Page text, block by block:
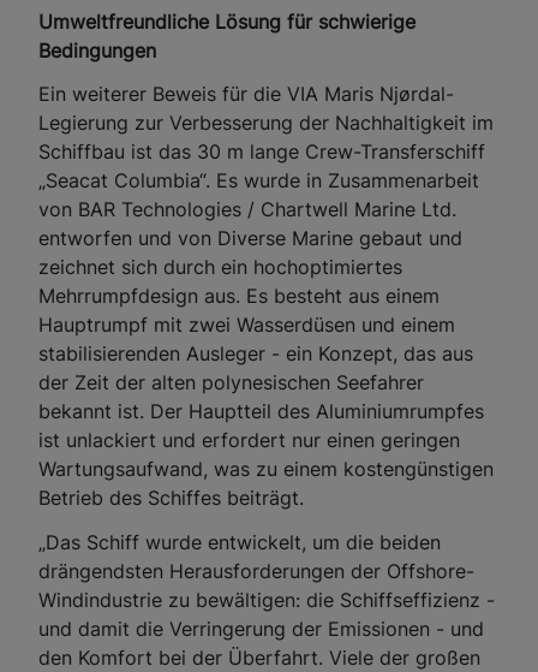
Umweltfreundliche Lösung für schwierige
Bedingungen
Ein weiterer Beweis für die VIA Maris Njørdal-
Legierung zur Verbesserung der Nachhaltigkeit im
Schiffbau ist das 30 m lange Crew-Transferschiff
„Seacat Columbia“. Es wurde in Zusammenarbeit
von BAR Technologies / Chartwell Marine Ltd.
entworfen und von Diverse Marine gebaut und
zeichnet sich durch ein hochoptimiertes
Mehrrumpfdesign aus. Es besteht aus einem
Hauptrumpf mit zwei Wasserdüsen und einem
stabilisierenden Ausleger - ein Konzept, das aus
der Zeit der alten polynesischen Seefahrer
bekannt ist. Der Hauptteil des Aluminiumrumpfes
ist unlackiert und erfordert nur einen geringen
Wartungsaufwand, was zu einem kostengünstigen
Betrieb des Schiffes beiträgt.
„Das Schiff wurde entwickelt, um die beiden
drängendsten Herausforderungen der Offshore-
Windindustrie zu bewältigen: die Schiffseffizienz -
und damit die Verringerung der Emissionen - und
den Komfort bei der Überfahrt. Viele der großen